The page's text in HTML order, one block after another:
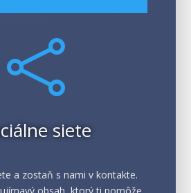

siete
a zostaň s nami v kontakte.
obsah, ktorý ti pomôže